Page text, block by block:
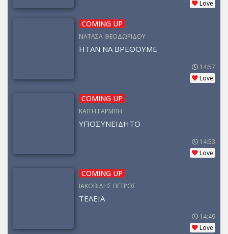
Love
COMING UP
ΝΑΤΑΣΑ ΘΕΟΔΩΡΙΔΟΥ
ΗΤΑΝ ΝΑ ΒΡΕΘΟΥΜΕ
14:57
Love
COMING UP
ΚΑΙΤΗ ΓΑΡΜΠΗ
ΥΠΟΣΥΝΕΙΔΗΤΟ
14:53
Love
COMING UP
ΙΑΚΩΒΙΔΗΣ ΠΕΤΡΟΣ
ΤΕΛΕΙΑ
14:49
Love